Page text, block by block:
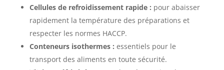
Cellules de refroidissement rapide : pour abaisser
rapidement la température des préparations et
respecter les normes HACCP.
Conteneurs isothermes : essentiels pour le
transport des aliments en toute sécurité.